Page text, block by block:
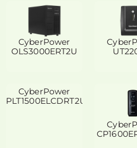
CyberPower
OLS3000ERT2U
CyberPower
PLT1500ELCDRT2U